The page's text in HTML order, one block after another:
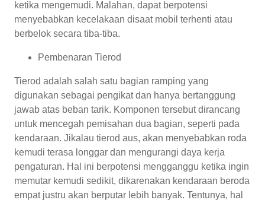
ketika mengemudi. Malahan, dapat berpotensi
menyebabkan kecelakaan disaat mobil terhenti atau
berbelok secara tiba-tiba.
Pembenaran Tierod
Tierod adalah salah satu bagian ramping yang
digunakan sebagai pengikat dan hanya bertanggung
jawab atas beban tarik. Komponen tersebut dirancang
untuk mencegah pemisahan dua bagian, seperti pada
kendaraan. Jikalau tierod aus, akan menyebabkan roda
kemudi terasa longgar dan mengurangi daya kerja
pengaturan. Hal ini berpotensi mengganggu ketika ingin
memutar kemudi sedikit, dikarenakan kendaraan beroda
empat justru akan berputar lebih banyak. Tentunya, hal